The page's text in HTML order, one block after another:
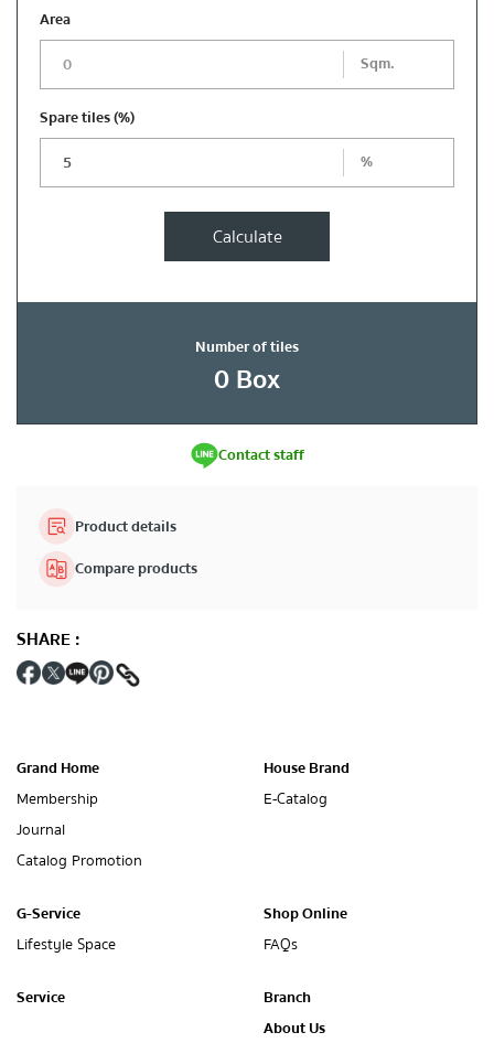
Area
Sqm.
Spare tiles(%)
%
Calculate
Number of tiles
0Box
Contact staff
Product details
Compare products
SHARE:
Grand Home
Membership
Journal
Catalog Promotion
House Brand
E-Catalog
G-Service
Lifestyle Space
Shop Online
FAQs
Service
Branch
About Us